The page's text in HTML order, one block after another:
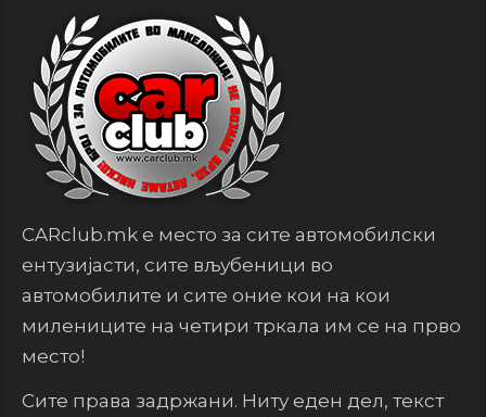
CARclub.mk е место за сите автомобилски
ентузијасти, сите вљубеници во
автомобилите и сите оние кои на кои
милениците на четири тркала им се на прво
место!
Сите права задржани. Ниту еден дел, текст